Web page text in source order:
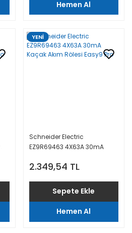
Hemen Al
YENİ
Schneider Electric
EZ9R69463 4X63A 30mA
2.349,54 TL
Sepete Ekle
Hemen Al